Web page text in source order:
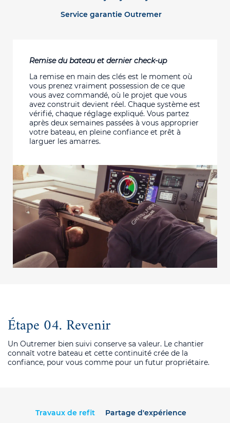
Service garantie Outremer
Remise du bateau et dernier check-up
La remise en main des clés est le moment où
vous prenez vraiment possession de ce que
vous avez commandé, où le projet que vous
avez construit devient réel. Chaque système est
vérifié, chaque réglage expliqué. Vous partez
après deux semaines passées à vous approprier
votre bateau, en pleine confiance et prêt à
larguer les amarres.
Étape 04. Revenir
Un Outremer bien suivi conserve sa valeur. Le chantier
connaît votre bateau et cette continuité crée de la
confiance, pour vous comme pour un futur propriétaire.
Travaux de refit
Partage d'expérience